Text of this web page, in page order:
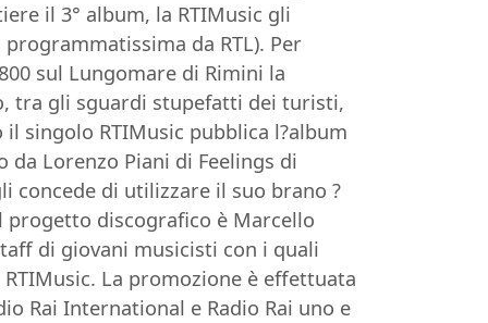
il 3° album, la RTIMusic gli
da RTL). Per
sul Lungomare di Rimini la
tra gli sguardi stupefatti dei turisti,
singolo RTIMusic pubblica l?album
Lorenzo Piani di Feelings di
concede di utilizzare il suo brano ?
progetto discografico è Marcello
di giovani musicisti con i quali
La promozione è effettuata
Rai International e Radio Rai uno e